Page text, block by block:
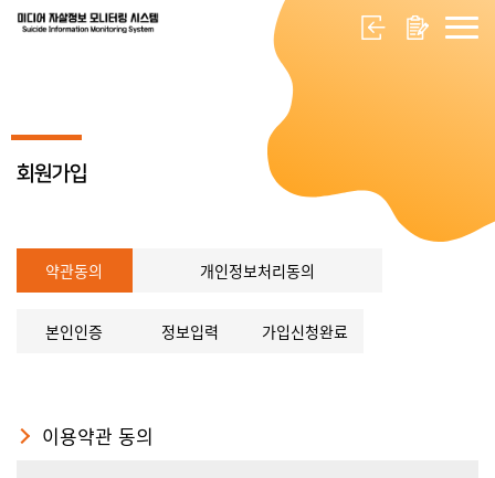
회원가입
약관동의 개인정보처리동의
본인인증 정보입력 가입신청완료
이용약관 동의